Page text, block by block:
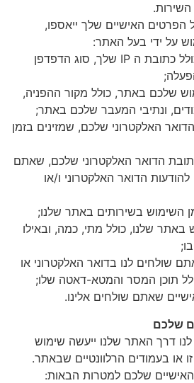
הפרטים האישיים שלך ייאספו,
על ידי בעל האתר:
מידע על המחשב שלך, כולל כתובת ה IP שלך, סוג הדפדפן
שלכם באתר, כולל מקור ההפניה,
ונתיבי המעבר שלכם באתר;
האלקטרוני שלכם, שמזינים בזמן
הדואר האלקטרוני שלכם, שאתם
להודעות הדואר האלקטרוני ו/או
השימוש בשירותים באתר שלנו;
באתר שלנו, כולל מתי, כמה, ובאילו
שולחים לנו בדואר האלקטרוני או
תוכן המסר והמטא-דאטה שלו;
שאתם שולחים אלינו.
שלכם
דרך האתר שלנו ייעשה שימוש
או בעמודים הרלוונטיים שבאתר.
שלכם למטרות הבאות: